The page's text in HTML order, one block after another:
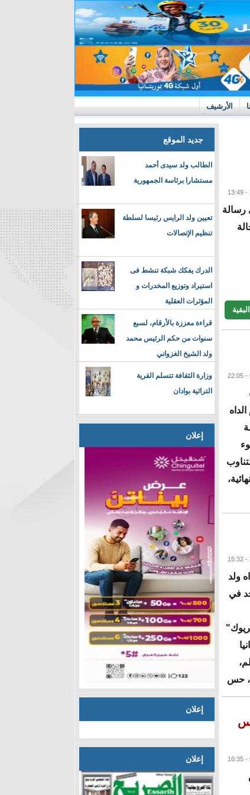
الأرشيف
رسالة
البقية
أسس التناوب
ولد
في
حس
البقية
جديد الموقع
الطالب ولد سيدى أحمد
مستشارا برئاسة الجمهورية
تعيين ولد الرايس رئيسا لسلطة
تنظيم الإتصالات
الدرك يفكك شبكة تنشط فى
استيراد وتوزيع المخدرات و
المؤثرات العقلية
قراءة معززة بالأرقام، لسبع
سنوات من حكم الرئيس محمد
ولد الشيخ الغزواني
وزارة الثقافة تتسلم القرية
التراثية بوادان
إعلان
إعلان
إعلان